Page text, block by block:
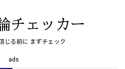
チェッカー
じる前に まずチェック
ads